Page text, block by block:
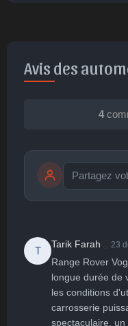
Avis des
4
🤩
Parfait
😮
Surpris
publication
T
Tarik Farah 23
Range Rover
longue durée de
les conditions
carrosserie
spectaculaire,